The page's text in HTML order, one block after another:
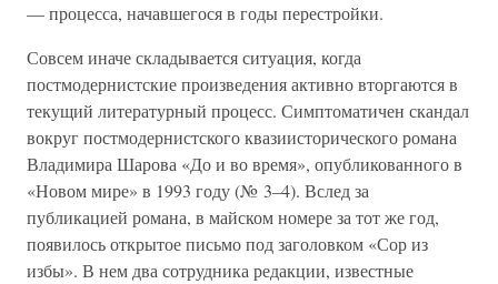
— процесса, начавшегося в годы перестройки.
Совсем иначе складывается ситуация, когда
постмодернистские произведения активно вторгаются в
текущий литературный процесс. Симптоматичен скандал
вокруг постмодернистского квазиисторического романа
Владимира Шарова «До и во время», опубликованного в
«Новом мире» в 1993 году (№ 3–4). Вслед за
публикацией романа, в майском номере за тот же год,
появилось открытое письмо под заголовком «Сор из
избы». В нем два сотрудника редакции, известные